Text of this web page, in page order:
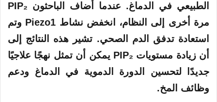
الطبيعي في الدماغ. عندما أضاف الباحثون PIP₂
مرة أخرى إلى النظام، انخفض نشاط Piezo1 وتم
استعادة تدفق الدم الصحي. تشير هذه النتائج إلى
أن زيادة مستويات PIP₂ يمكن أن تمثل نهجًا علاجيًا
جديدًا لتحسين الدورة الدموية في الدماغ ودعم
وظائف المخ.